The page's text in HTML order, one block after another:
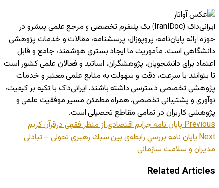
ایرانی‌داک (IraniDoc) یک پلتفرم تخصصی و مرجع علمی پیشرو در
حوزه ارائه پایان‌نامه، پروپوزال، پرسشنامه، مقالات و خدمات پژوهشی
دانشگاهی است. مأموریت ما ایجاد بستری هوشمند، جامع و قابل
اعتماد برای دانشجویان، پژوهشگران، اساتید و فعالان علمی کشور است
تا بتوانند با سرعت، دقت و سهولت به منابع علمی معتبر و خدمات
پژوهشی تخصصی دسترسی داشته باشند. ایرانی‌داک با تکیه بر کیفیت،
نوآوری و پشتیبانی تخصصی، همراه مطمئن مسیر موفقیت علمی و
پژوهشی کاربران در تمامی مقاطع تحصیلی است.
Previousپایان نامه جرایم اقتصادی از منظر فقهی درقرآن کریم
Nextپایان نامه بررسي رابطه‌ی بين سبك رهبري تحولي – تبادلي
مديران و سلامت سازمانی
Related Articles